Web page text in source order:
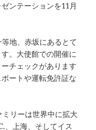
ンテーションを11月
地、赤坂にあるとて
。大使館での開催に
チェックがあります
ートや運転免許証な
リーは世界中に拡大
、上海、そしてイス